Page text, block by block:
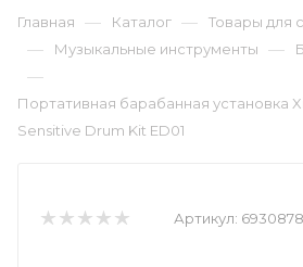
Главная — Каталог — Товары для
— Музыкальные инструменты —
—
Портативная барабанная установка
Sensitive Drum Kit ED01
Артикул: